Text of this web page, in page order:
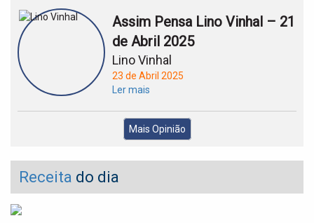
Assim Pensa Lino Vinhal – 21
de Abril 2025
Lino Vinhal
23 de Abril 2025
Ler mais
Mais Opinião
Receita do dia